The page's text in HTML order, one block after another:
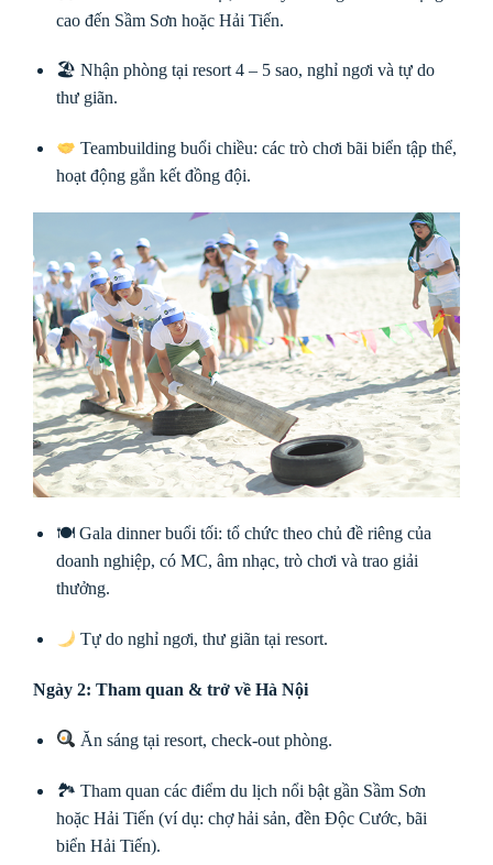
cao đến Sầm Sơn hoặc Hải Tiến.
🏖 Nhận phòng tại resort 4 – 5 sao, nghỉ ngơi và tự do
thư giãn.
Teambuilding buổi chiều: các trò chơi bãi biển tập thể,
hoạt động gắn kết đồng đội.
🍽 Gala dinner buổi tối: tổ chức theo chủ đề riêng của
doanh nghiệp, có MC, âm nhạc, trò chơi và trao giải
thưởng.
Tự do nghỉ ngơi, thư giãn tại resort.
Ngày 2: Tham quan & trở về Hà Nội
Ăn sáng tại resort, check-out phòng.
🏞 Tham quan các điểm du lịch nổi bật gần Sầm Sơn
hoặc Hải Tiến (ví dụ: chợ hải sản, đền Độc Cước, bãi
biển Hải Tiến).